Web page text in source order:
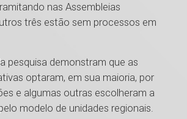
nas Assembleias
três estão sem processos em
pesquisa demonstram que as
optaram, em sua maioria, por
e algumas outras escolheram a
modelo de unidades regionais.